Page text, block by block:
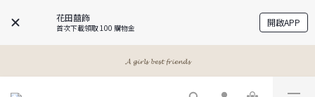
花田囍飾
首次下載領取 100 購物金 開啟APP
𝓐 𝓰𝓲𝓻𝓵𝓼 𝓫𝓮𝓼𝓽 𝓯𝓻𝓲𝓮𝓷𝓭𝓼
𝓐 𝓰𝓲𝓻𝓵𝓼 𝓫𝓮𝓼𝓽 𝓯𝓻𝓲𝓮𝓷𝓭𝓼